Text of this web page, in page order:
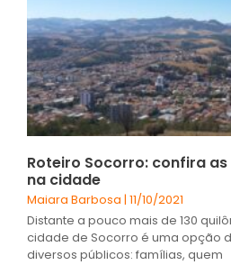
Roteiro Socorro: confira
na cidade
Maiara Barbosa 11/10/2021
Distante a pouco mais de 130
cidade de Socorro é uma opção
diversos públicos: famílias, quem